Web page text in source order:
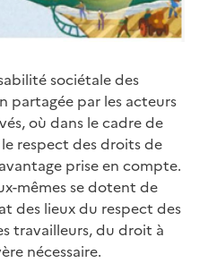
sociétale des
partagée par les acteurs
où dans le cadre de
respect des droits de
prise en compte.
mêmes se dotent de
des lieux du respect des
travailleurs, du droit à
nécessaire.